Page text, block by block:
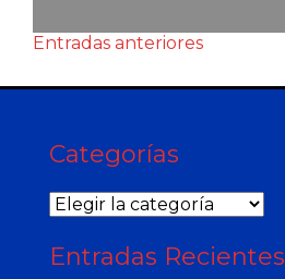
Entradas anteriores
Categorías
Categorías
Entradas Recientes